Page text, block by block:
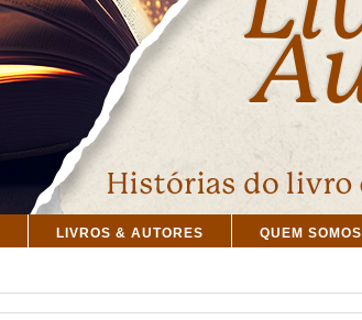
LIVROS & AUTORES QUEM SOMOS